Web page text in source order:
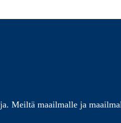
Meiltä maailmalle ja